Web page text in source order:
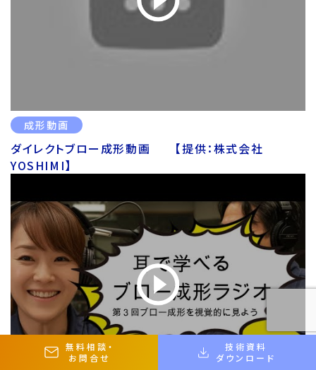
成形動画
ダイレクトブロー成形動画 【提供：株式会社
YOSHIMI】
無料相談 ・
お問合せ
技術資料
ダウンロード